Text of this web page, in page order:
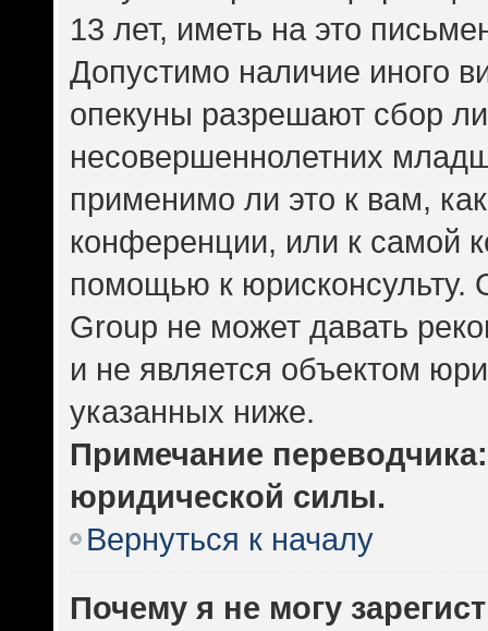
13 лет, иметь на это
Допустимо наличие иного
опекуны разрешают сбор
несовершеннолетних
применимо ли это к вам,
конференции, или к самой
помощью к юрисконсульту.
Group не может давать
и не является объектом
указанных ниже.
Примечание
юридической силы.
Вернуться к началу
Почему я не могу